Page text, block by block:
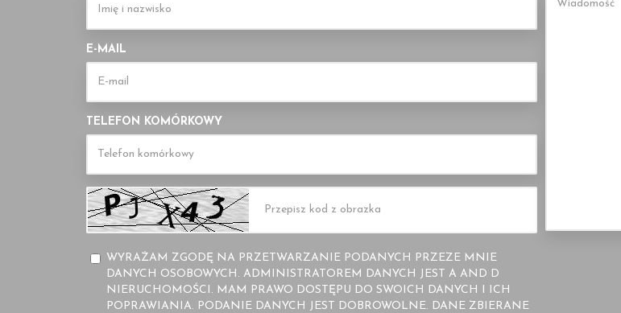
E-MAIL
TELEFON KOMÓRKOWY
WYRAŻAM ZGODĘ NA PRZETWARZANIE PODANYCH PRZEZE MNIE
DANYCH OSOBOWYCH. ADMINISTRATOREM DANYCH JEST A AND D
NIERUCHOMOŚCI. MAM PRAWO DOSTĘPU DO SWOICH DANYCH I ICH
POPRAWIANIA. PODANIE DANYCH JEST DOBROWOLNE. DANE ZBIERANE